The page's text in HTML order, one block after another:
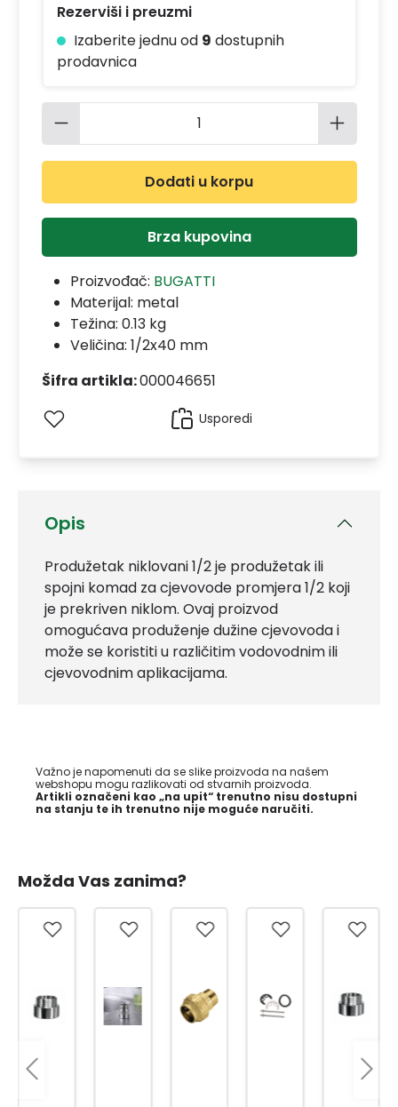
Opis
Produžetak niklovani 1/2 je produžetak ili
spojni komad za cjevovode promjera 1/2 koji
je prekriven niklom. Ovaj proizvod
omogućava produženje dužine cjevovoda i
može se koristiti u različitim vodovodnim ili
cjevovodnim aplikacijama.
Važno je napomenuti da se slike proizvoda na našem
webshopu mogu razlikovati od stvarnih proizvoda.
Artikli označeni kao „na upit“ trenutno nisu dostupni
na stanju te ih trenutno nije moguće naručiti.
Rezerviši i preuzmi
Izaberite jednu od 9 dostupnih
prodavnica
Količina proizvoda: Unesite
Dodati u korpu
Brza kupovina
Proizvođač: BUGATTI
Materijal: metal
Težina: 0.13 kg
Veličina: 1/2x40 mm
Šifra artikla:000046651
Usporedi
Možda Vas zanima?